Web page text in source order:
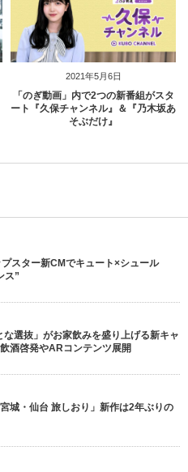
2021年5月6日
「のぎ動画」内で2つの新番組がスタ
ート『久保チャンネル』＆『乃木坂あ
そぶだけ』
スター新CMでキュート×シュール
ス”
な選抜」がお家飲みを盛り上げる新キャ
酒啓発やARコンテンツ展開
城・仙台 旅しおり」新作は2年ぶりの